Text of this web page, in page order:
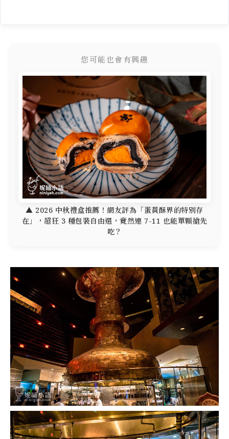
您可能也會有興趣
▲ 2026 中秋禮盒推薦！網友評為「蛋黃酥界的特別存
在」，超狂 3 種包裝自由選，竟然連 7-11 也能單顆搶先
吃？